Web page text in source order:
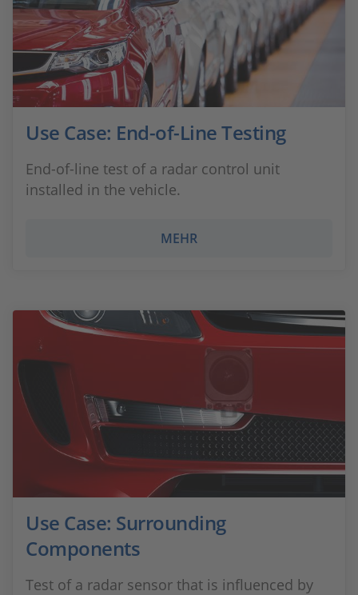
Use Case: End-of-Line Testing
End-of-line test of a radar control unit
installed in the vehicle.
MEHR
Use Case: Surrounding
Components
Test of a radar sensor that is influenced by